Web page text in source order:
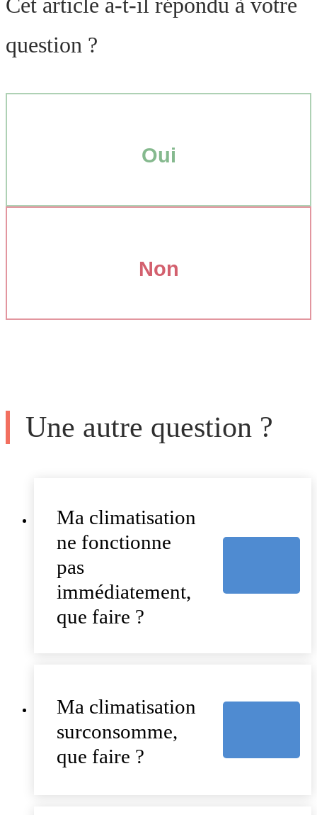
question ?
Oui
Non
Une autre question ?
Ma climatisation
ne fonctionne
pas
immédiatement,
que faire ?
Ma climatisation
surconsomme,
que faire ?